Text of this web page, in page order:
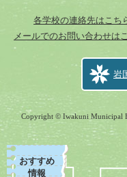
各学校の連絡先はこち
メールでのお問い合わせは
岩
Copyright © Iwakuni Municipal
おすすめ
情報